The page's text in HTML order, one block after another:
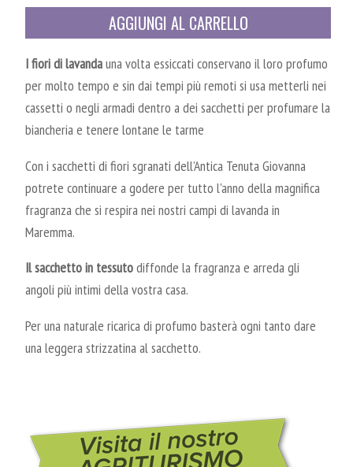
AGGIUNGI AL CARRELLO
I fiori di lavandauna volta essiccati conservano il loro profumo
per molto tempo e sin dai tempi più remoti si usa metterli nei
cassetti o negli armadi dentro a dei sacchetti per profumare la
biancheria e tenere lontane le tarme
Con i sacchetti di fiori sgranati dell’Antica Tenuta Giovanna
potrete continuare a godere per tutto l'anno della magnifica
fragranza che si respira nei nostri campi di lavanda in
Maremma.
Il sacchetto in tessutodiffonde la fragranza e arreda gli
angoli più intimi della vostra casa.
Per una naturale ricarica di profumo basterà ogni tanto dare
una leggera strizzatina al sacchetto.